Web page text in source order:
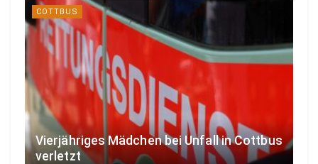
COTTBUS
Vierjähriges Mädchen bei Unfall in Cottbus
verletzt